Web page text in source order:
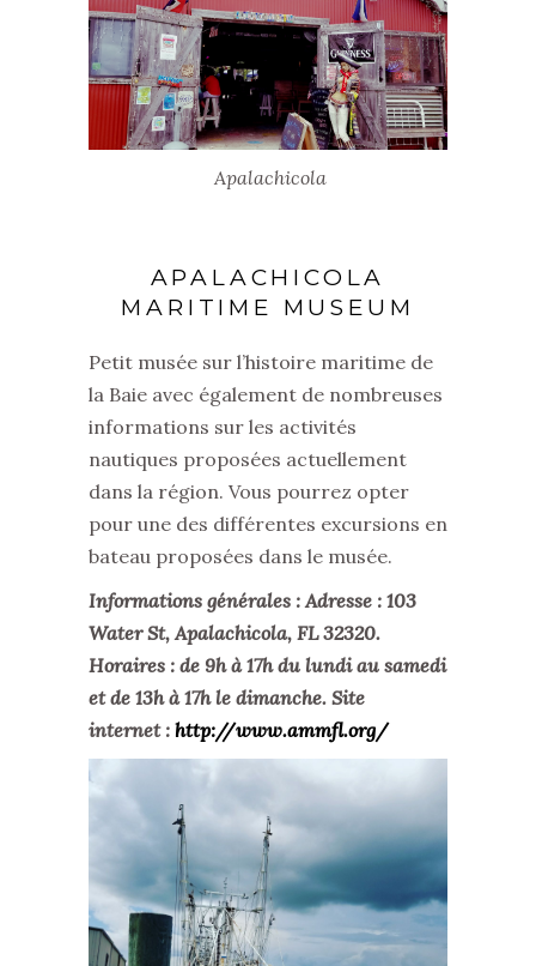
Apalachicola
APALACHICOLA
MARITIME MUSEUM
Petit musée sur l’histoire maritime de
la Baie avec également de nombreuses
informations sur les activités
nautiques proposées actuellement
dans la région. Vous pourrez opter
pour une des différentes excursions en
bateau proposées dans le musée.
Informations générales : Adresse : 103
Water St, Apalachicola, FL 32320.
Horaires : de 9h à 17h du lundi au samedi
et de 13h à 17h le dimanche. Site
internet : http://www.ammfl.org/